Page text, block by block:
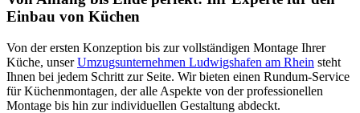
Einbau von Küchen
Von der ersten Konzeption bis zur vollständigen Montage Ihrer
Küche, unserUmzugsunternehmen Ludwigshafen am Rhein steht
Ihnen bei jedem Schritt zur Seite. Wir bieten einen Rundum-Service
für Küchenmontagen, der alle Aspekte von der professionellen
Montage bis hin zur individuellen Gestaltung abdeckt.